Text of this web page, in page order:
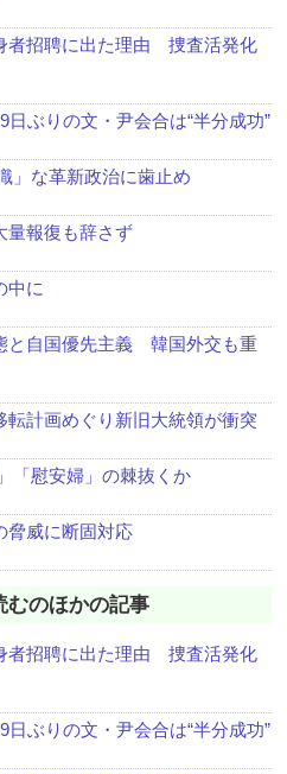
者招聘に出た理由 捜査活発化
日ぶりの文・尹会合は“半分成功”
」な革新政治に歯止め
報復も辞さず
中に
と自国優先主義 韓国外交も重
転計画めぐり新旧大統領が衝突
「慰安婦」の棘抜くか
脅威に断固対応
むのほかの記事
者招聘に出た理由 捜査活発化
日ぶりの文・尹会合は“半分成功”